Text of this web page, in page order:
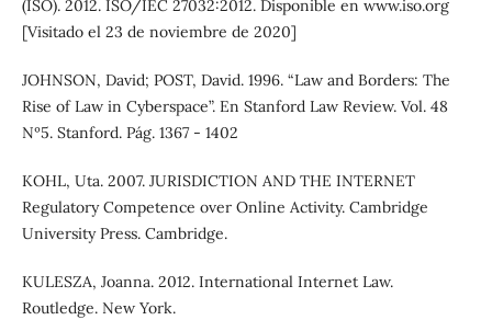
(ISO). 2012. ISO/IEC 27032:2012. Disponible en www.iso.org
[Visitado el 23 de noviembre de 2020]
JOHNSON, David; POST, David. 1996. “Law and Borders: The
Rise of Law in Cyberspace”. En Stanford Law Review. Vol. 48
Nº5. Stanford. Pág. 1367 - 1402
KOHL, Uta. 2007. JURISDICTION AND THE INTERNET
Regulatory Competence over Online Activity. Cambridge
University Press. Cambridge.
KULESZA, Joanna. 2012. International Internet Law.
Routledge. New York.